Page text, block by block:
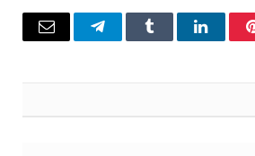
بينتيريستلينكدإنTumblrتيلقرامالبريد